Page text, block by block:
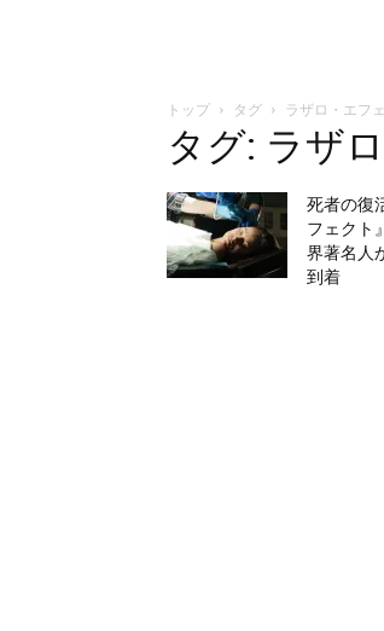
トップ タグ ラザロ・エフ
タグ: ラザ
死者の復
フェクト
界著名人
到着